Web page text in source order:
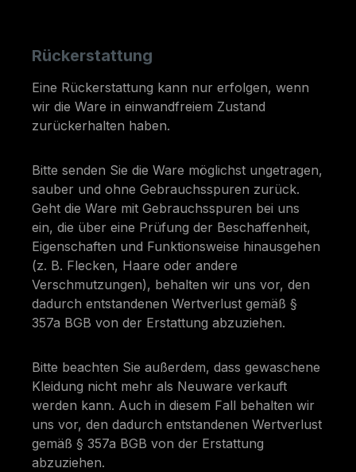
Rückerstattung
Eine Rückerstattung kann nur erfolgen, wenn
wir die Ware in einwandfreiem Zustand
zurückerhalten haben.
Bitte senden Sie die Ware möglichst ungetragen,
sauber und ohne Gebrauchsspuren zurück.
Geht die Ware mit Gebrauchsspuren bei uns
ein, die über eine Prüfung der Beschaffenheit,
Eigenschaften und Funktionsweise hinausgehen
(z. B. Flecken, Haare oder andere
Verschmutzungen), behalten wir uns vor, den
dadurch entstandenen Wertverlust gemäß §
357a BGB von der Erstattung abzuziehen.
Bitte beachten Sie außerdem, dass gewaschene
Kleidung nicht mehr als Neuware verkauft
werden kann. Auch in diesem Fall behalten wir
uns vor, den dadurch entstandenen Wertverlust
gemäß § 357a BGB von der Erstattung
abzuziehen.